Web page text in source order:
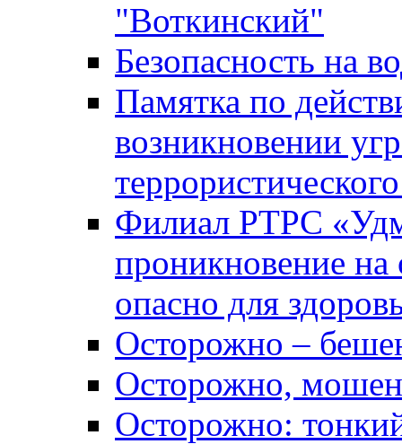
"Воткинский"
Безопасность на
Памятка по
возникновении
Филиал РТРС
проникновение на
опасно для
Осторожно –
Осторожно,
Осторожно: